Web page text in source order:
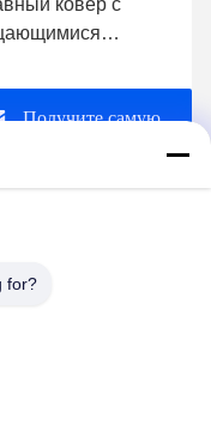
ковер с
для
Получите самую
Technology Co.,
for?